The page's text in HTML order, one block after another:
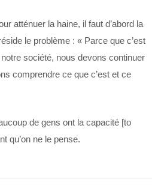
atténuer la haine, il faut d’abord la
le problème : « Parce que c’est
société, nous devons continuer
comprendre ce que c’est et ce
de gens ont la capacité [to
qu’on ne le pense.